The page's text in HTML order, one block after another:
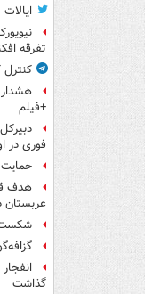
تفرقه
+فیلم
فوری در
هدف
عربستان
شکست
گذاشت